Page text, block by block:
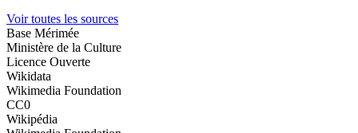
Voir toutes les sources
Base Mérimée
Ministère de la Culture
Licence Ouverte
Wikidata
Wikimedia Foundation
CC0
Wikipédia